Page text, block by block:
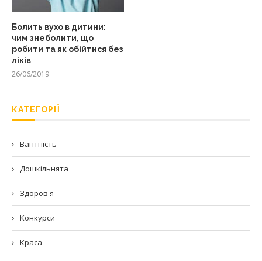
Болить вухо в дитини:
чим знеболити, що
робити та як обійтися без
ліків
26/06/2019
КАТЕГОРІЇ
Вагітність
Дошкільнята
Здоров'я
Конкурси
Краса